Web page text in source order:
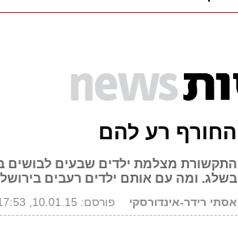
החורף רע להם
התקשורת מצלמת ילדים שבעים לבושים
בשלג. ומה עם אותם ילדים רעבים
אסתי רידר-אינדורסקי פורסם: 10.01.15, 17:53